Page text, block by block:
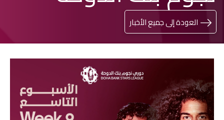
العودة إلى جميع الأخبار